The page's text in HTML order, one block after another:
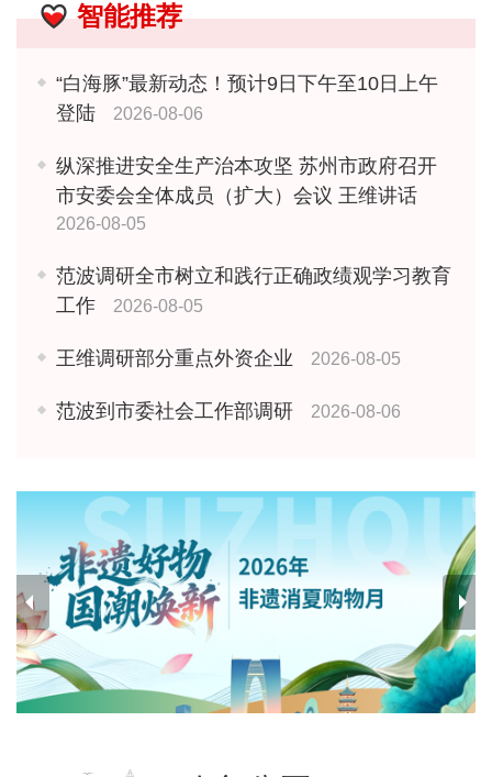
智能推荐
“白海豚”最新动态！预计9日下午至10日上午
登陆
2026-08-06
纵深推进安全生产治本攻坚 苏州市政府召开
市安委会全体成员（扩大）会议 王维讲话
2026-08-05
范波调研全市树立和践行正确政绩观学习教育
工作
2026-08-05
王维调研部分重点外资企业 2026-08-05
范波到市委社会工作部调研 2026-08-06